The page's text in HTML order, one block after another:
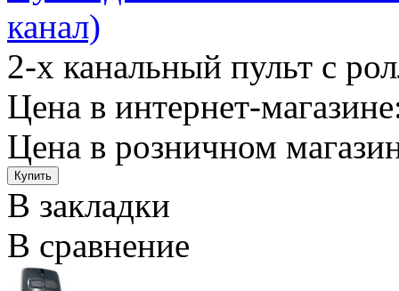
канал)
2-х канальный пульт с
Цена в интернет-
Цена в розничном
В закладки
В сравнение